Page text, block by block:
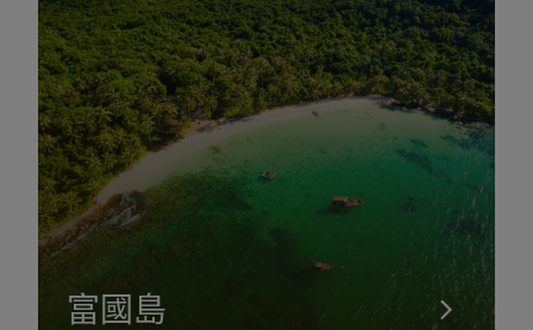
漢市
漢市是峴港市中心的一個市場。 漢市位於海洲郡海洲坊，毗鄰陳
富、白藤、雄王、阮泰學等四條路線，距漢江大橋不遠。
峴港漢市有2層，具體：一樓有賣乾貨、零食、新鮮海產和手工藝
品，二樓有賣織物、衣服、鞋子類、手提包。 這是一個擁有各種
商品和餐飲空間，供遊客體驗的市場空間。
富國島